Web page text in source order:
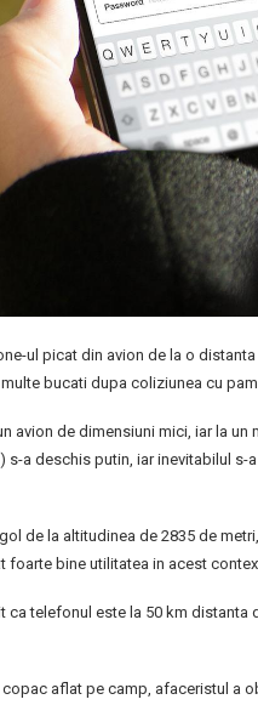
ul picat din avion de la o
bucati dupa coliziunea cu
avion de dimensiuni mici, iar la
a deschis putin, iar inevitabilul
de la altitudinea de 2835 de
foarte bine utilitatea in acest
telefonul este la 50 km
aflat pe camp, afaceristul a